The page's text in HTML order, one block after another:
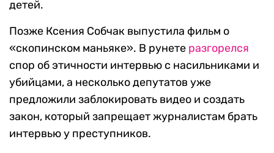
детей.
Позже Ксения Собчак выпустила фильм о
«скопинском маньяке». В рунете разгорелся
спор об этичности интервью с насильниками и
убийцами, а несколько депутатов уже
предложили заблокировать видео и создать
закон, который запрещает журналистам брать
интервью у преступников.